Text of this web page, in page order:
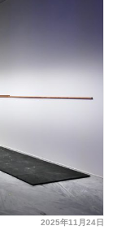
2025年11月24日